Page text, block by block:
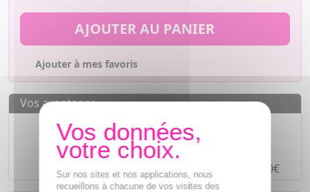
AJOUTER AU PANIER
Ajouter à mes favoris
Vos avantages
Des prixIMBATTABLES
Paiement en ligneSÉCURISÉ
Paiement en
4 fois sans frais à partir de 30€
Sur nos sites et nos applications, nous
recueillons à chacune de vos visites des